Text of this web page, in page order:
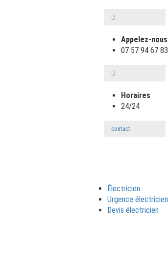
Appelez-nous
‎07 57 94 67 83
Horaires
24/24
contact
Électricien
Urgence électricien
Devis électricien